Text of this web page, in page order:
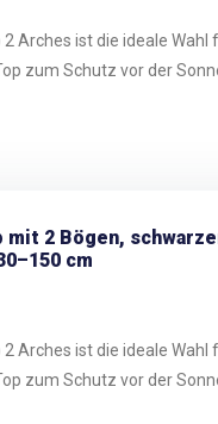
2 Arches ist die ideale Wahl
zum Schutz vor der
mit 2 Bögen,
cm
2 Arches ist die ideale Wahl
zum Schutz vor der